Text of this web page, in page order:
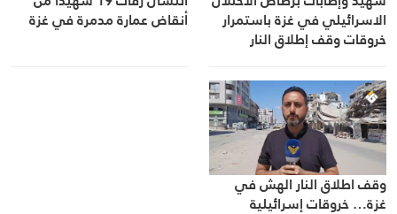
الاسرائيلي في غزة باستمرار
خروقات وقف إطلاق النار
أنقاض عمارة مدمرة في غزة
وقف اطلاق النار الهش في
غزة… خروقات إسرائيلية